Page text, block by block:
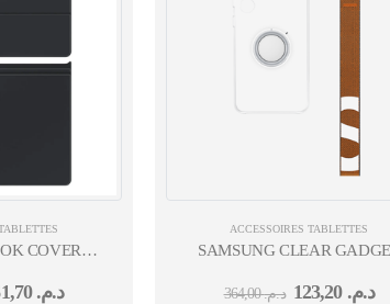
COVER
& TAB S10
د.م. 561,70
ACCESSOIRES TABLETTES
SAMSUNG CLEAR
د.م.364,00 د.م. 123,20